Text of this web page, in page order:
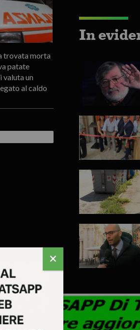
trovata morta
patate
valuta un
al caldo
In